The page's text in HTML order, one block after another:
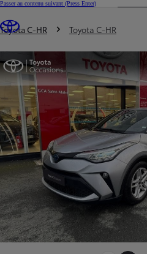
Passer au contenu suivant (Press Enter)
Trouvez un partenaire Toyota
Vous êtes ici
Toyota C-HR Toyota C-HR